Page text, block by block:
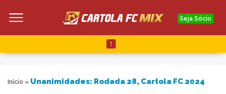
Seja Sócio
Início » Unanimidades: Rodada 28, Cartola FC 2024